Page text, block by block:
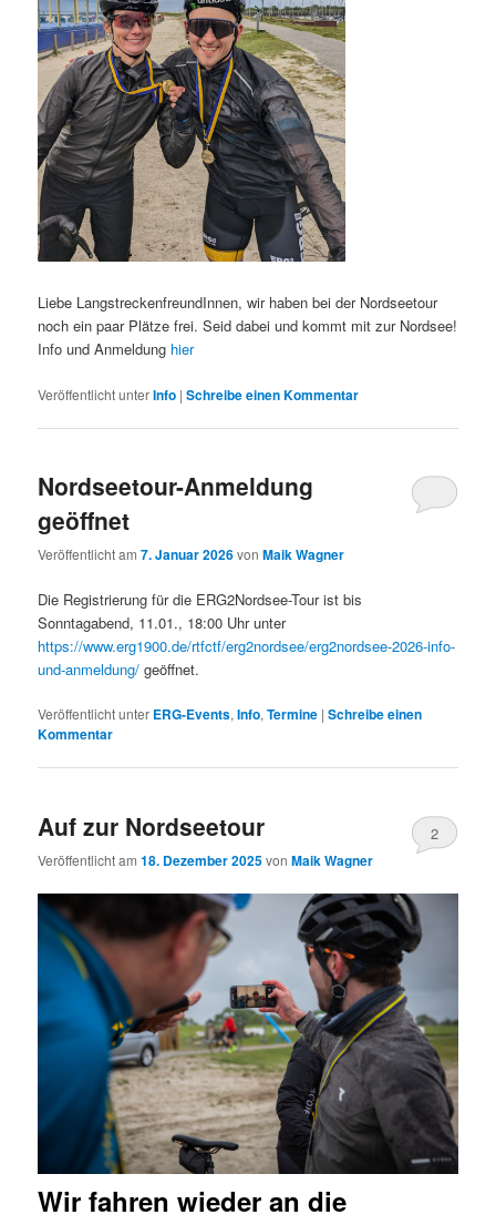
Liebe LangstreckenfreundInnen, wir haben bei der Nordseetour
noch ein paar Plätze frei. Seid dabei und kommt mit zur Nordsee!
Info und Anmeldung hier
Veröffentlicht unterInfo |Schreibe einen Kommentar
Nordseetour-Anmeldung
geöffnet
Veröffentlicht am7. Januar 2026vonMaik Wagner
Die Registrierung für die ERG2Nordsee-Tour ist bis
Sonntagabend, 11.01., 18:00 Uhr unter
https://www.erg1900.de/rtfctf/erg2nordsee/erg2nordsee-2026-info-
und-anmeldung/ geöffnet.
Veröffentlicht unter ERG-Events,Info,Termine |Schreibe einen
Kommentar
Auf zur Nordseetour
Veröffentlicht am18. Dezember 2025vonMaik Wagner
2
Wir fahren wieder an die